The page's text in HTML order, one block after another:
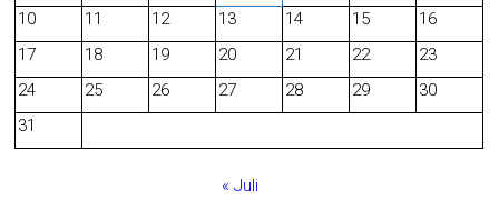
o
10
11 12 13 14 15
16
17
18 19 20 21 22
23
24
25 26 27 28 29
30
31
« Juli